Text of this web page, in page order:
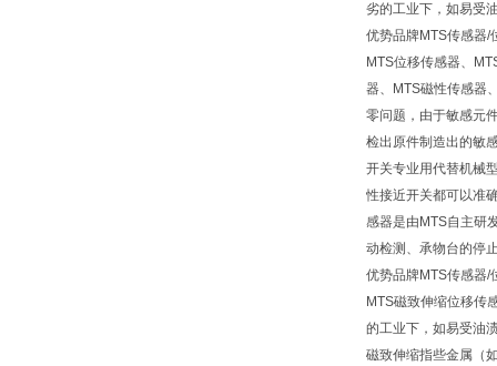
劣的工业下，如易受
优势品牌MTS传感器/
MTS位移传感器、
器、MTS磁性传感器
零问题，由于敏感元
检出原件制造出的敏
开关专业用代替机械
性接近开关都可以准
感器是由MTS自主研
动检测、承物台的停
优势品牌MTS传感器/
MTS磁致伸缩位移传
的工业下，如易受油
磁致伸缩指些金属（